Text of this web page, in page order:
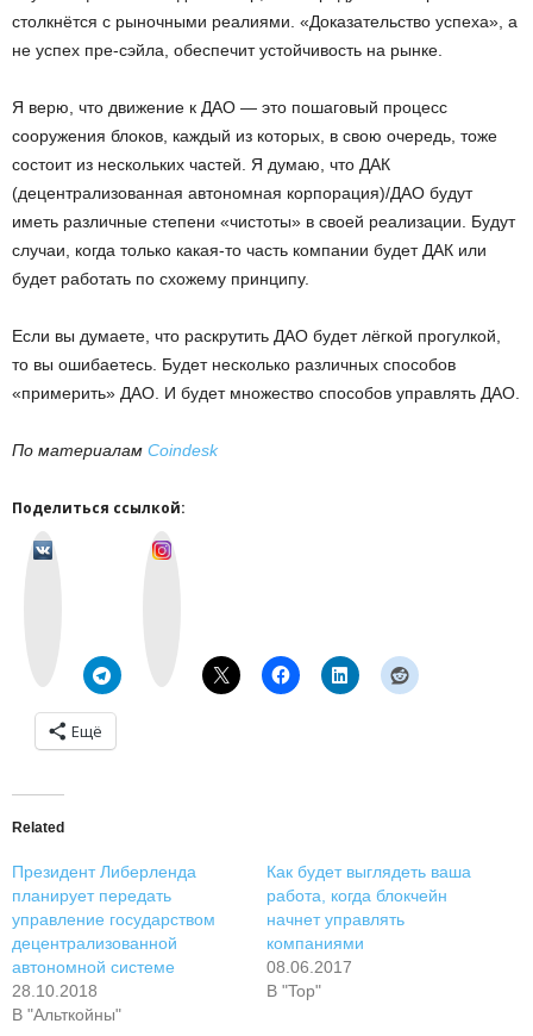
столкнётся с рыночными реалиями. «Доказательство успеха», а
не успех пре-сэйла, обеспечит устойчивость на рынке.
Я верю, что движение к ДАО — это пошаговый процесс
сооружения блоков, каждый из которых, в свою очередь, тоже
состоит из нескольких частей. Я думаю, что ДАК
(децентрализованная автономная корпорация)/ДАО будут
иметь различные степени «чистоты» в своей реализации. Будут
случаи, когда только какая-то часть компании будет ДАК или
будет работать по схожему принципу.
Если вы думаете, что раскрутить ДАО будет лёгкой прогулкой,
то вы ошибаетесь. Будет несколько различных способов
«примерить» ДАО. И будет множество способов управлять ДАО.
По материалам Coindesk
Поделиться ссылкой:
Ещё
Related
Президент Либерленда
планирует передать
управление государством
децентрализованной
автономной системе
28.10.2018
В "Альткойны"
Как будет выглядеть ваша
работа, когда блокчейн
начнет управлять
компаниями
08.06.2017
В "Top"